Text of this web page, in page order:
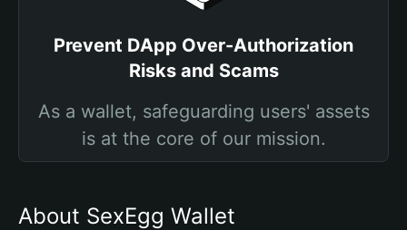
Prevent DApp Over-Authorization
Risks and Scams
As a wallet, safeguarding users' assets
is at the core of our mission.
About SexEgg Wallet